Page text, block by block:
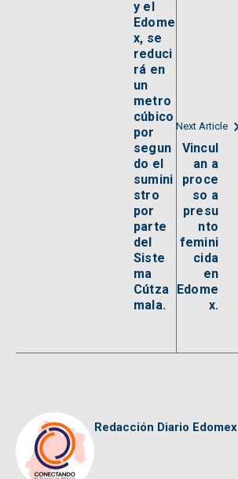
y el
Edome
x, se
reduci
rá en
un
metro
cúbico
por
segun
do el
sumini
stro
por
parte
del
Siste
ma
Cútza
mala.
Next Article
Vincul
an a
proce
so a
presu
nto
femini
cida
en
Edome
x.
Redacción Diario Edomex